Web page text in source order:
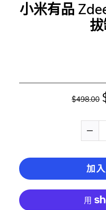
小米有品
$498.00
加